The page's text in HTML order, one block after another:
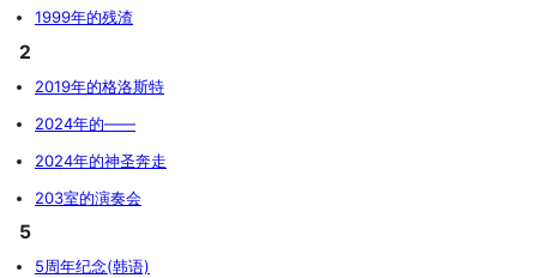
1999年的残渣
2
2019年的格洛斯特
2024年的——
2024年的神圣奔走
203室的演奏会
5
5周年纪念(韩语)